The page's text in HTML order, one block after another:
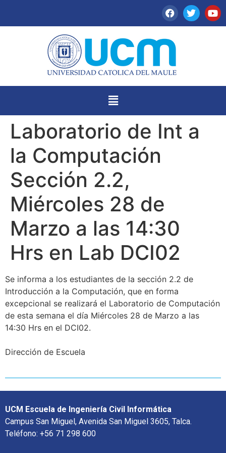
Laboratorio de Int a
la Computación
Sección 2.2,
Miércoles 28 de
Marzo a las 14:30
Hrs en Lab DCI02
Se informa a los estudiantes de la sección 2.2 de
Introducción a la Computación, que en forma
excepcional se realizará el Laboratorio de Computación
de esta semana el día Miércoles 28 de Marzo a las
14:30 Hrs en el DCI02.
Dirección de Escuela
UCM Escuela de Ingeniería Civil Informática
Campus San Miguel, Avenida San Miguel 3605, Talca.
Teléfono: +56 71 298 600